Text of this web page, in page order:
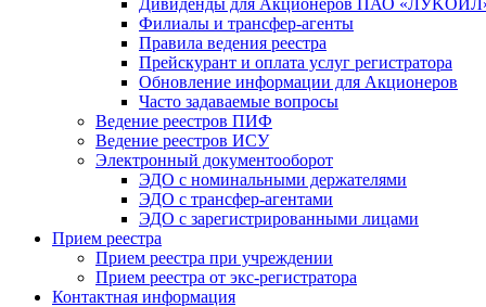
Дивиденды для Акционеров ПАО
Филиалы и трансфер-агенты
Правила ведения реестра
Прейскурант и оплата услуг регистратора
Обновление информации для Акционеров
Часто задаваемые вопросы
Ведение реестров ПИФ
Ведение реестров ИСУ
Электронный документооборот
ЭДО с номинальными держателями
ЭДО с трансфер-агентами
ЭДО с зарегистрированными лицами
Прием реестра
Прием реестра при учреждении
Прием реестра от экс-регистратора
Контактная информация